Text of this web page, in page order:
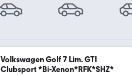
Volkswagen Golf 7 Lim. GTI
Clubsport *Bi-Xenon*RFK*SHZ*